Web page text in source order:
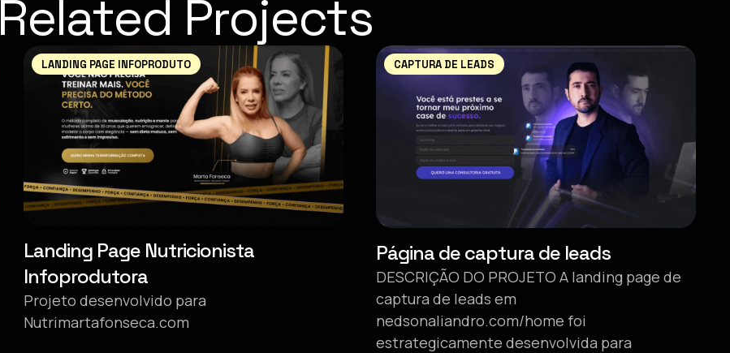
Related Projects
LANDING PAGE INFOPRODUTO
Landing Page Nutricionista
Infoprodutora
Projeto desenvolvido para
Nutrimartafonseca.com
CAPTURA DE LEADS
Página de captura de leads
DESCRIÇÃO DO PROJETO A landing page de
captura de leads em
nedsonaliandro.com/home foi
estrategicamente desenvolvida para